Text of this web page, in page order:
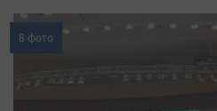
8 фото